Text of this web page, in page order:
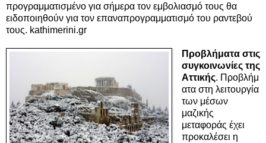
προγραμματισμένο για σήμερα τον εμβολιασμό τους θα
ειδοποιηθούν για τον επαναπρογραμματισμό του ραντεβού
τους. kathimerini.gr
Προβλήματα στις
συγκοινωνίες της
Αττικής. Προβλήμ
ατα στη λειτουργία
των μέσων
μαζικής
μεταφοράς έχει
προκαλέσει η